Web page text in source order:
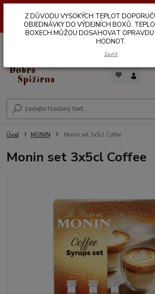
VÝDEJNÍCH BOXŮ. TEPLOTA V TĚCHTO
OPRAVDU EXTRÉMNÍCH
Úvod MONIN Monin set 3x5cl Coffee
Monin set 3x5cl Coffee
Z DŮVODU VYSOKÝCH TEPLOT
OBJEDNÁVKY DO VÝDEJNÍCH BOXŮ.
BOXECH MŮŽOU DOSAHOVAT OPRAVDU
HODNOT.
Zavřít